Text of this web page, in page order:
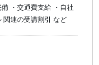
備 ・交通費支給 ・自社
関連の受講割引 など